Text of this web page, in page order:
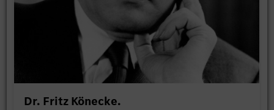
Dr. Fritz Könecke.